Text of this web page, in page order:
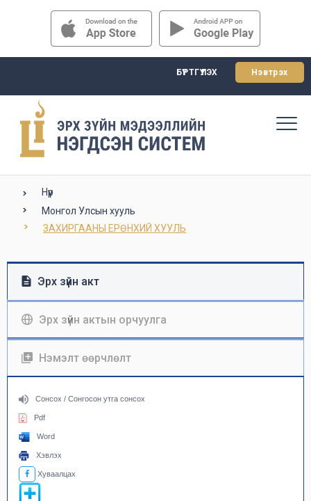
БҮРТГҮҮЛЭХ Нэвтрэх
Нүүр
Монгол Улсын хууль
ЗАХИРГААНЫ ЕРӨНХИЙ ХУУЛЬ
Эрх зүйн акт
Эрх зүйн актын орчуулга
Нэмэлт өөрчлөлт
Сонсох / Сонгосон утга сонсох
Pdf
Word
Хэвлэх
Хуваалцах